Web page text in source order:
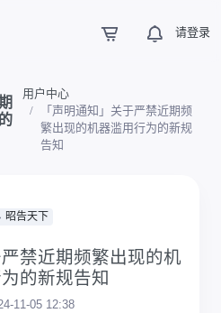
请登录
用户中心
「声明通知」关于严禁近期频
繁出现的机器滥用行为的新规
告知
昭告天下
严禁近期频繁出现的机
的新规告知
11-05 12:38